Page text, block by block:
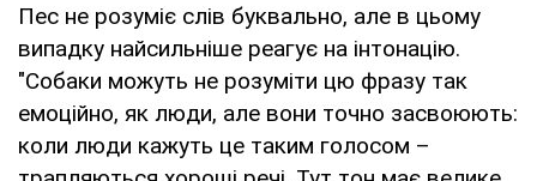
Пес не розуміє слів буквально, але в цьому
випадку найсильніше реагує на інтонацію.
"Собаки можуть не розуміти цю фразу так
емоційно, як люди, але вони точно засвоюють:
коли люди кажуть це таким голосом –